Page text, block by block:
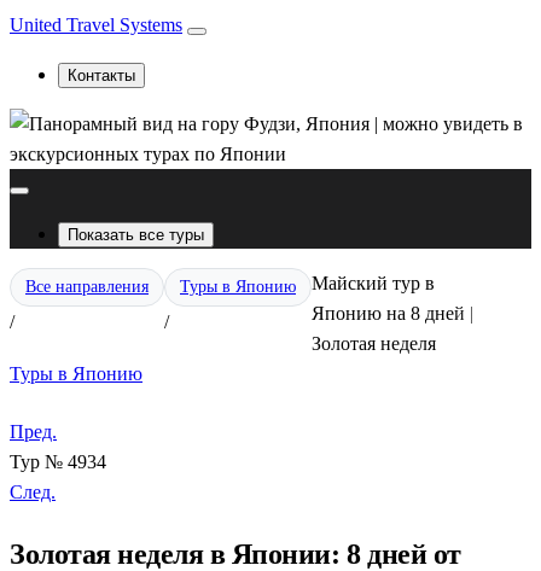
United Travel Systems
Контакты
Показать все туры
Все направления
/
Туры в Японию
/
Майский тур в
Японию на 8 дней |
Золотая неделя
Туры в Японию
Пред.
Тур № 4934
След.
Золотая неделя в Японии: 8 дней от